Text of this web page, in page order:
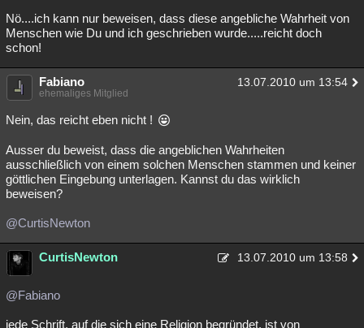
Nö....ich kann nur beweisen, dass diese angebliche Wahrheit von
Menschen wie Du und ich geschrieben wurde.....reicht doch
schon!
Fabiano 13.07.2010 um 13:54
ehemaliges Mitglied
Nein, das reicht eben nicht !
Ausser du beweist, dass die angeblichen Wahrheiten
ausschließlich von einem solchen Menschen stammen und keiner
göttlichen Eingebung unterlagen. Kannst du das wirklich
beweisen?
@CurtisNewton
CurtisNewton 13.07.2010 um 13:58
@Fabiano
jede Schrift, auf die sich eine Religion begründet, ist von